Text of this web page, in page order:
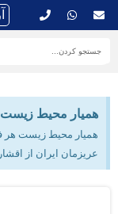
همیار محیط
همیار محیط زیست هر
عریزمان ایران از